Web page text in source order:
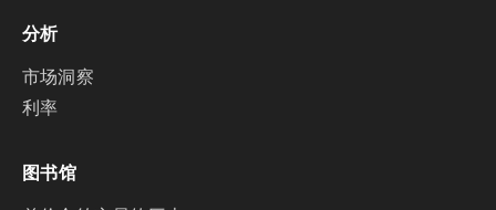
分析
市场洞察
利率
图书馆